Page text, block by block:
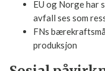
Mange
EU og Norge
avfall ses som
FNs